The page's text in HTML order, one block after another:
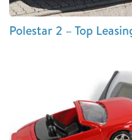
Polestar 2 – Top